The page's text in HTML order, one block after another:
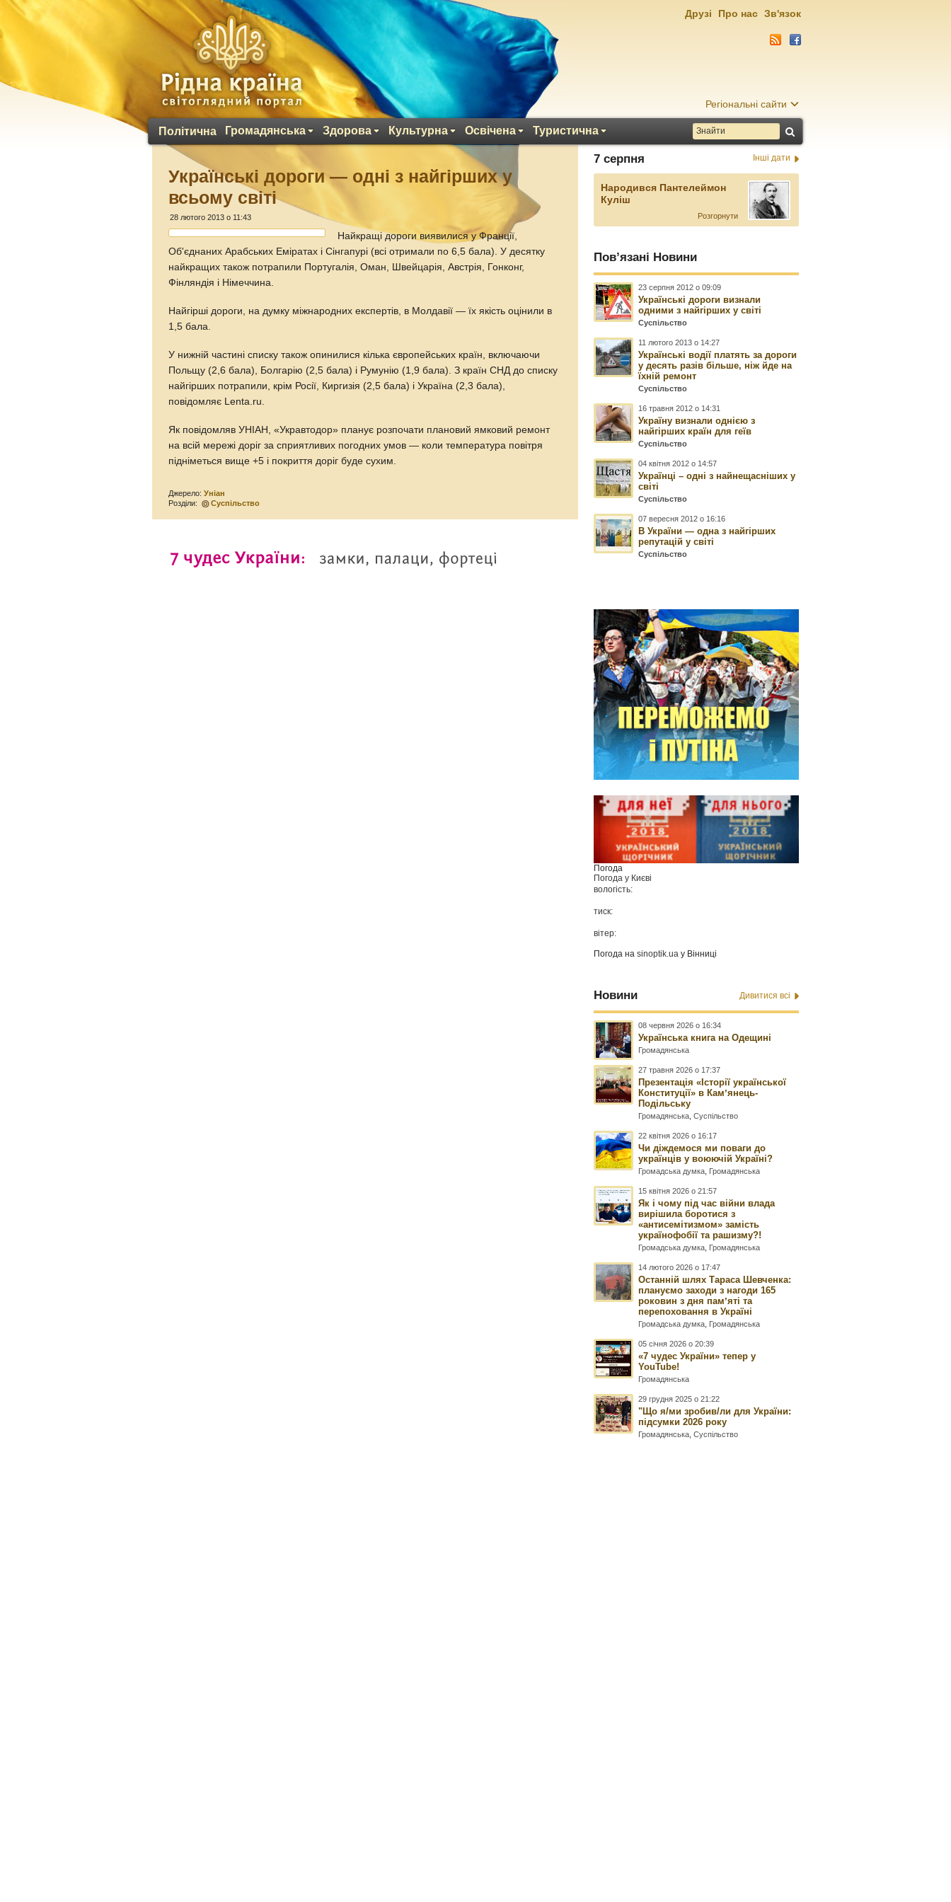
Регіональні сайти
Політична Громадянська Здорова Культурна Освічена Туристична
Друзі Про нас Зв'язок
Українські дороги — одні з найгірших у
всьому світі
28 лютого 2013 о 11:43
Найкращі дороги виявилися у Франції,
Об'єднаних Арабських Еміратах і Сінгапурі (всі отримали по 6,5 бала). У десятку
найкращих також потрапили Португалія, Оман, Швейцарія, Австрія, Гонконг,
Фінляндія і Німеччина.
Найгірші дороги, на думку міжнародних експертів, в Молдавії — їх якість оцінили в
1,5 бала.
У нижній частині списку також опинилися кілька європейських країн, включаючи
Польщу (2,6 бала), Болгарію (2,5 бала) і Румунію (1,9 бала). З країн СНД до списку
найгірших потрапили, крім Росії, Киргизія (2,5 бала) і Україна (2,3 бала),
повідомляє Lenta.ru.
Як повідомляв УНІАН, «Укравтодор» планує розпочати плановий ямковий ремонт
на всій мережі доріг за сприятливих погодних умов — коли температура повітря
підніметься вище +5 і покриття доріг буде сухим.
Джерело:Уніан
Розділи:
Суспільство
7 серпня Інші дати
Народився Пантелеймон
Куліш
Розгорнути
Пов’язані Новини
23 серпня 2012 о 09:09
Українські дороги визнали
одними з найгірших у світі
Суспільство
11 лютого 2013 о 14:27
Українські водії платять за дороги
у десять разів більше, ніж йде на
їхній ремонт
Суспільство
16 травня 2012 о 14:31
Україну визнали однією з
найгірших країн для геїв
Суспільство
04 квітня 2012 о 14:57
Українці – одні з найнещаcніших у
світі
Суспільство
07 вересня 2012 о 16:16
В України — одна з найгірших
репутацій у світі
Суспільство
Погода
Погода у Києві
вологість:
тиск:
вітер:
Погода наsinoptik.ua у Вінниці
Новини Дивитися всі
08 червня 2026 о 16:34
Українська книга на Одещині
Громадянська
27 травня 2026 о 17:37
Презентація «Історії української
Конституції» в Камʼянець-
Подільську
Громадянська ,Суспільство
22 квітня 2026 о 16:17
Чи діждемося ми поваги до
українців у воюючій Україні?
Громадська думка Громадянська
15 квітня 2026 о 21:57
Як і чому під час війни влада
вирішила боротися з
«антисемітизмом» замість
українофобії та рашизму?!
Громадська думка Громадянська
14 лютого 2026 о 17:47
Останній шлях Тараса Шевченка:
плануємо заходи з нагоди 165
роковин з дня памʼяті та
перепоховання в Україні
Громадська думка Громадянська
05 січня 2026 о 20:39
«7 чудес України» тепер у
YouTube!
Громадянська
29 грудня 2025 о 21:22
"Що я/ми зробив/ли для України:
підсумки 2026 року
Громадянська ,Суспільство